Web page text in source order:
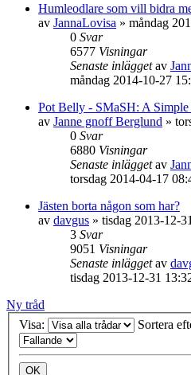
Humleodlare som vill bidra
av JannaLovisa » måndag
0 Svar
6577 Visningar
Senaste inläggetav
måndag 2014-10-27
Pot Belly - SMaSH: A
av Janne gnoff Berglund »
0 Svar
6880 Visningar
Senaste inläggetav
torsdag 2014-04-17
Jästen borta någon som har?
av davgus » tisdag 2013-12-
3 Svar
9051 Visningar
Senaste inläggetav
tisdag 2013-12-31
Ny tråd
Visa:
Sortera